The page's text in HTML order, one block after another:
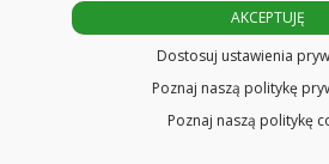
ściany, amortyzuje uderzenia.
AKCEPTUJĘ
Dostosuj ustawienia
Poznaj naszą politykę
Poznaj naszą politykę